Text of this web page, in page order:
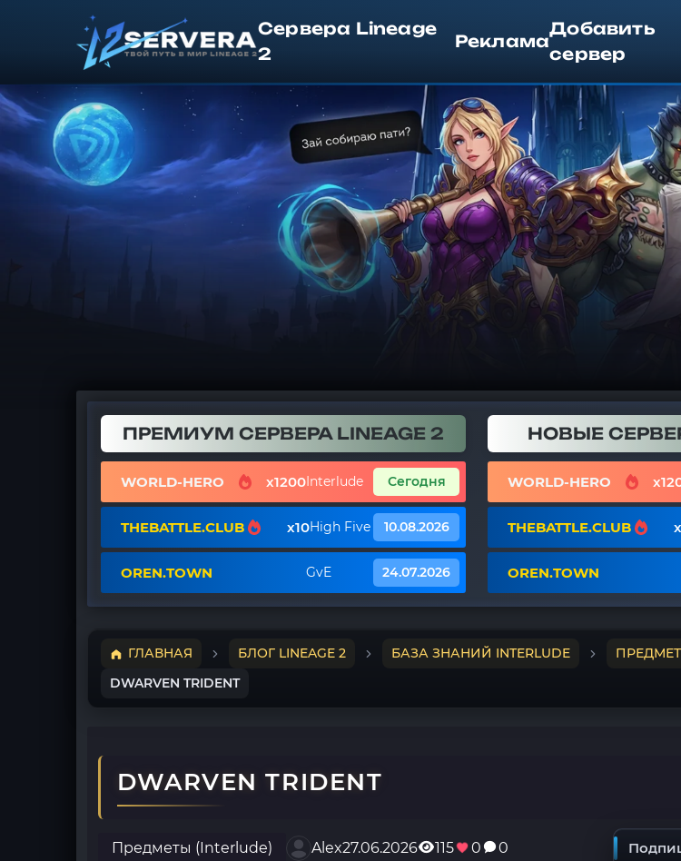
Сервера Lineage
2
Реклама
Добавить
сервер
ПРЕМИУМ СЕРВЕРА LINEAGE 2
WORLD-HERO x1200Interlude Сегодня
THEBATTLE.CLUB x10High Five 10.08.2026
OREN.TOWN GvE 24.07.2026
НОВЫЕ
WORLD-HERO
THEBATTLE.CLUB
OREN.TOWN
ГЛАВНАЯ БЛОГ LINEAGE 2 БАЗА ЗНАНИЙ INTERLUDE
DWARVEN TRIDENT
DWARVEN TRIDENT
Предметы (Interlude) Alex27.06.2026 115 0 0